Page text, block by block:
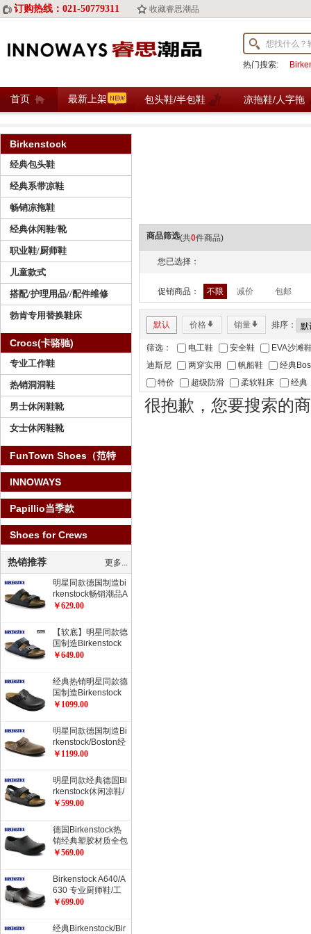
订购热线：021-50779311 收藏睿思潮品
热门搜索:
首页 最新上架 包头鞋/半包鞋 凉拖鞋/人字拖
商品筛选(共0件商品)
您已选择：
促销商品： 不限 减价 包邮
默认 价格* 销量* 排序：
筛选： 电工鞋 安全鞋
EVA沙滩
迪斯尼
两穿实用 帆船鞋
经典
特价
超级防滑 柔软鞋床 经典
很抱歉，您要搜索的
Birkenstock
经典包头鞋
经典系带凉鞋
畅销凉拖鞋
经典休闲鞋/靴
职业鞋/厨师鞋
儿童款式
搭配/护理用品//配件维修
勃肯专用替换鞋床
Crocs(卡骆驰)
专业工作鞋
热销洞洞鞋
男士休闲鞋靴
女士休闲鞋靴
FunTown Shoes（范特
仕）
INNOWAYS
Papillio当季款
Shoes for Crews
热销推荐 更多...
明星同款德国制造bi
rkenstock畅销潮品A
rizona健康软木拖鞋
￥629.00
【软底】明星同款德
国制造Birkenstock
经典2扣软木拖鞋Ari
舒适流行色软木拖鞋
￥649.00
经典热销明星同款德
国制造Birkenstock
经典Boston光滑牛
￥1099.00
明星同款德国制造Bi
rkenstock/Boston经
典包头鞋/油皮/天然
￥1199.00
明星同款经典德国Bi
rkenstock休闲凉鞋/
开车凉鞋Milano系
￥599.00
德国Birkenstock热
销经典塑胶材质全包
厨师鞋工作鞋职业鞋
￥569.00
Birkenstock A640/A
630 专业厨师鞋/工
作防护鞋/职业鞋/劳
￥699.00
经典Birkenstock/Bir